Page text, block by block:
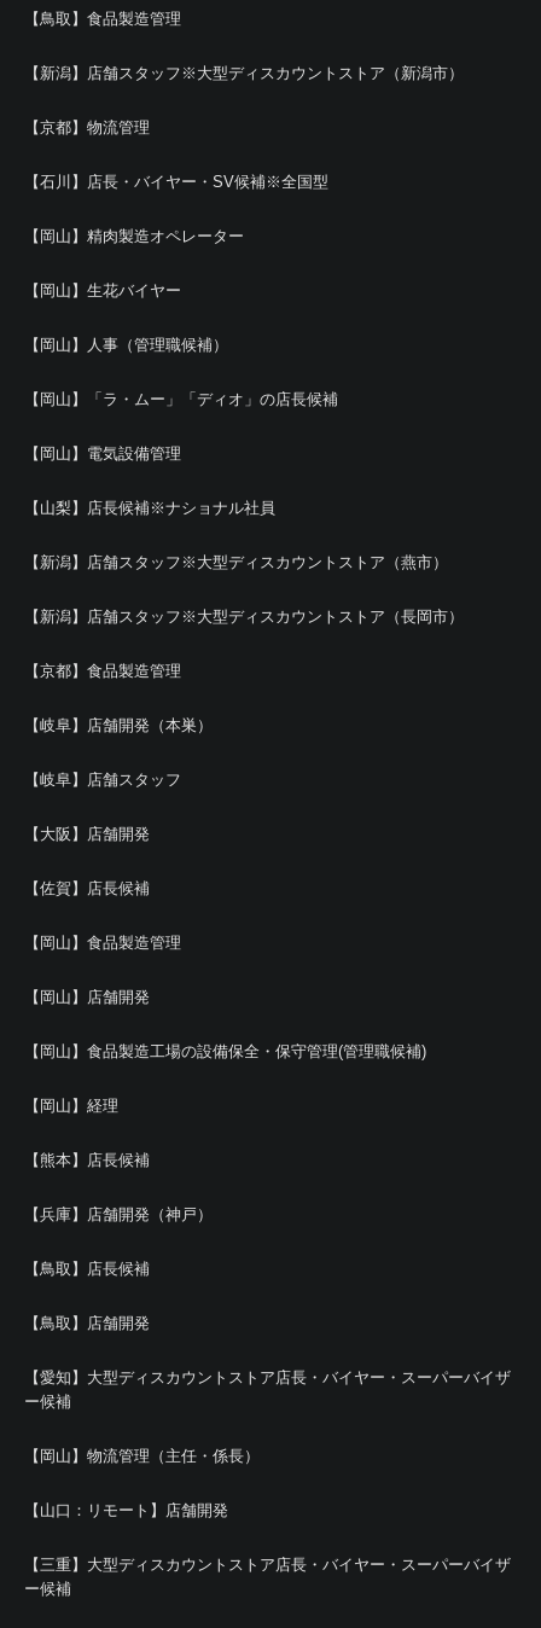
【鳥取】食品製造管理
【新潟】店舗スタッフ※大型ディスカウントストア（新潟市）
【京都】物流管理
【石川】店長・バイヤー・SV候補※全国型
【岡山】精肉製造オペレーター
【岡山】生花バイヤー
【岡山】人事（管理職候補）
【岡山】「ラ・ムー」「ディオ」の店長候補
【岡山】電気設備管理
【山梨】店長候補※ナショナル社員
【新潟】店舗スタッフ※大型ディスカウントストア（燕市）
【新潟】店舗スタッフ※大型ディスカウントストア（長岡市）
【京都】食品製造管理
【岐阜】店舗開発（本巣）
【岐阜】店舗スタッフ
【大阪】店舗開発
【佐賀】店長候補
【岡山】食品製造管理
【岡山】店舗開発
【岡山】食品製造工場の設備保全・保守管理(管理職候補)
【岡山】経理
【熊本】店長候補
【兵庫】店舗開発（神戸）
【鳥取】店長候補
【鳥取】店舗開発
【愛知】大型ディスカウントストア店長・バイヤー・スーパーバイザ
ー候補
【岡山】物流管理（主任・係長）
【山口：リモート】店舗開発
【三重】大型ディスカウントストア店長・バイヤー・スーパーバイザ
ー候補